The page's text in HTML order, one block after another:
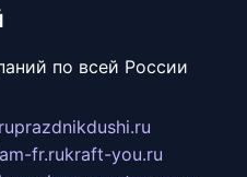
по всей России
prazdnikdushi.ru
fr.rukraft-you.ru